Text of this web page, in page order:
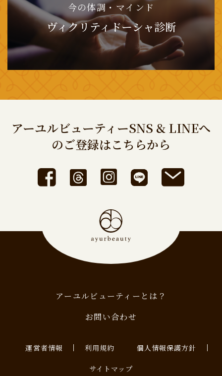
今の体調・マインド
ヴィクリティドーシャ診断
アーユルビューティーSNS & LINEへ
のご登録はこちらから
アーユルビューティーとは？
お問い合わせ
運営者情報 利用規約 個人情報保護方針
サイトマップ